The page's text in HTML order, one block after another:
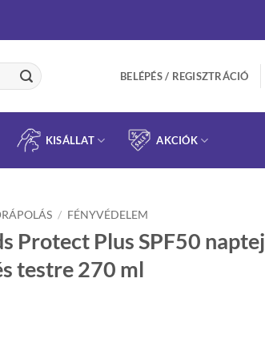
BELÉPÉS / REGISZTRÁCIÓ
KISÁLLAT AKCIÓK
/ FÉNYVÉDELEM
Protect Plus SPF50 naptej
testre 270 ml